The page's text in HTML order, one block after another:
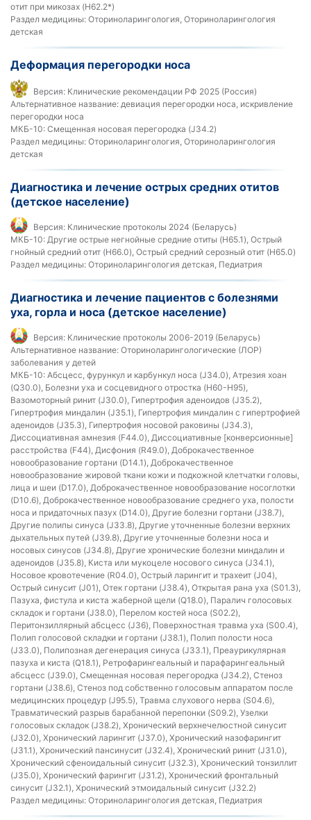
отит при микозах (H62.2*)
Раздел медицины: Оториноларингология, Оториноларингология
детская
Деформация перегородки носа
Версия: Клинические рекомендации РФ 2025 (Россия)
Альтернативное название: девиация перегородки носа, искривление
перегородки носа
МКБ-10: Смещенная носовая перегородка (J34.2)
Раздел медицины: Оториноларингология, Оториноларингология
детская
Диагностика и лечение острых средних отитов
(детское население)
Версия: Клинические протоколы 2024 (Беларусь)
МКБ-10: Другие острые негнойные средние отиты (H65.1), Острый
гнойный средний отит (H66.0), Острый средний серозный отит (H65.0)
Раздел медицины: Оториноларингология детская, Педиатрия
Диагностика и лечение пациентов с болезнями
уха, горла и носа (детское население)
Версия: Клинические протоколы 2006-2019 (Беларусь)
Альтернативное название: Оториноларингологические (ЛОР)
заболевания у детей
МКБ-10: Абсцесс, фурункул и карбункул носа (J34.0), Атрезия хоан
(Q30.0), Болезни уха и сосцевидного отростка (H60-H95),
Вазомоторный ринит (J30.0), Гипертрофия аденоидов (J35.2),
Гипертрофия миндалин (J35.1), Гипертрофия миндалин с гипертрофией
аденоидов (J35.3), Гипертрофия носовой раковины (J34.3),
Диссоциативная амнезия (F44.0), Диссоциативные [конверсионные]
расстройства (F44), Дисфония (R49.0), Доброкачественное
новообразование гортани (D14.1), Доброкачественное
новообразование жировой ткани кожи и подкожной клетчатки головы,
лица и шеи (D17.0), Доброкачественное новообразование носоглотки
(D10.6), Доброкачественное новообразование среднего уха, полости
носа и придаточных пазух (D14.0), Другие болезни гортани (J38.7),
Другие полипы синуса (J33.8), Другие уточненные болезни верхних
дыхательных путей (J39.8), Другие уточненные болезни носа и
носовых синусов (J34.8), Другие хронические болезни миндалин и
аденоидов (J35.8), Киста или мукоцеле носового синуса (J34.1),
Носовое кровотечение (R04.0), Острый ларингит и трахеит (J04),
Острый синусит (J01), Отек гортани (J38.4), Открытая рана уха (S01.3),
Пазуха, фистула и киста жаберной щели (Q18.0), Паралич голосовых
складок и гортани (J38.0), Перелом костей носа (S02.2),
Перитонзиллярный абсцесс (J36), Поверхностная травма уха (S00.4),
Полип голосовой складки и гортани (J38.1), Полип полости носа
(J33.0), Полипозная дегенерация синуса (J33.1), Преаурикулярная
пазуха и киста (Q18.1), Ретрофарингеальный и парафарингеальный
абсцесс (J39.0), Смещенная носовая перегородка (J34.2), Стеноз
гортани (J38.6), Стеноз под собственно голосовым аппаратом после
медицинских процедур (J95.5), Травма слухового нерва (S04.6),
Травматический разрыв барабанной перепонки (S09.2), Узелки
голосовых складок (J38.2), Хронический верхнечелюстной синусит
(J32.0), Хронический ларингит (J37.0), Хронический назофарингит
(J31.1), Хронический пансинусит (J32.4), Хронический ринит (J31.0),
Хронический сфеноидальный синусит (J32.3), Хронический тонзиллит
(J35.0), Хронический фарингит (J31.2), Хронический фронтальный
синусит (J32.1), Хронический этмоидальный синусит (J32.2)
Раздел медицины: Оториноларингология детская, Педиатрия